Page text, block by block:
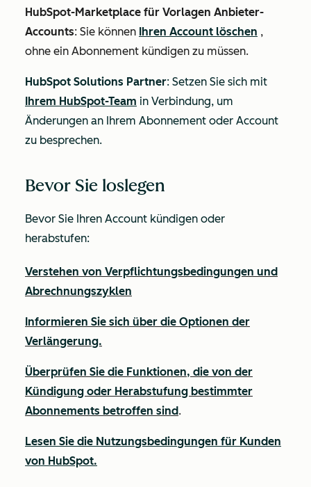
HubSpot-Marketplace für Vorlagen Anbieter-
Accounts: Sie können Ihren Account löschen ,
ohne ein Abonnement kündigen zu müssen.
HubSpot Solutions Partner: Setzen Sie sich mit
Ihrem HubSpot-Team in Verbindung, um
Änderungen an Ihrem Abonnement oder Account
zu besprechen.
Bevor Sie loslegen
Bevor Sie Ihren Account kündigen oder
herabstufen:
Verstehen von Verpflichtungsbedingungen und
Abrechnungszyklen
Informieren Sie sich über die Optionen der
Verlängerung.
Überprüfen Sie die Funktionen, die von der
Kündigung oder Herabstufung bestimmter
Abonnements betroffen sind.
Lesen Sie die Nutzungsbedingungen für Kunden
von HubSpot.